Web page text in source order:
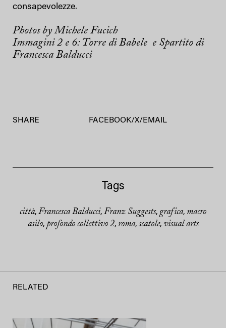
consapevolezze.
Photos by Michele Fucich
Immagini 2 e 6: Torre di Babele e Spartito di
Francesca Balducci
SHARE FACEBOOK/X/ EMAIL
Tags
città, Francesca Balducci, Franz Suggests, grafica, macro
asilo, profondo collettivo 2, roma, scatole, visual arts
RELATED